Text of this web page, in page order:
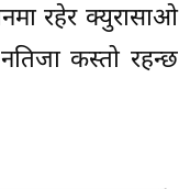
रहेर क्युरासाओ
नतिजा कस्तो रहन्छ